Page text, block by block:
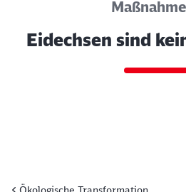
Eidechsen sind